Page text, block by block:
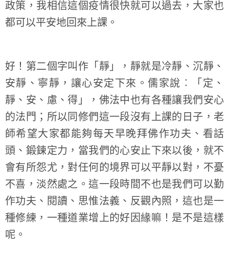
政策，我相信這個疫情很快就可以過去，大家也
都可以平安地回來上課。
好！第二個字叫作「靜」，靜就是冷靜、沉靜、
安靜、寧靜，讓心安定下來。儒家說︰「定、
靜、安、慮、得」，佛法中也有各種讓我們安心
的法門；所以同修們這一段沒有上課的日子，老
師希望大家都能夠每天早晚拜佛作功夫、看話
頭、鍛鍊定力，當我們的心安止下來以後，就不
會有所怨尤，對任何的境界可以平靜以對，不憂
不喜，淡然處之。這一段時間不也是我們可以勤
作功夫、閱讀、思惟法義、反觀內照，這也是一
種修練，一種道業增上的好因緣嘛！是不是這樣
呢。